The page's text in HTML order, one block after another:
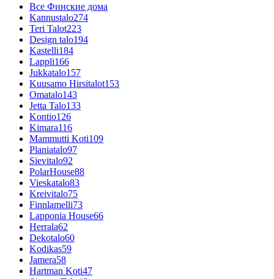
Все Финские дома
Kannustalo274
Teri Talot223
Design talo194
Kastelli184
Lappli166
Jukkatalo157
Kuusamo Hirsitalot153
Omatalo143
Jetta Talo133
Kontio126
Kimara116
Mammutti Koti109
Planiatalo97
Sievitalo92
PolarHouse88
Vieskatalo83
Kreivitalo75
Finnlamelli73
Lapponia House66
Herrala62
Dekotalo60
Kodikas59
Jamera58
Hartman Koti47